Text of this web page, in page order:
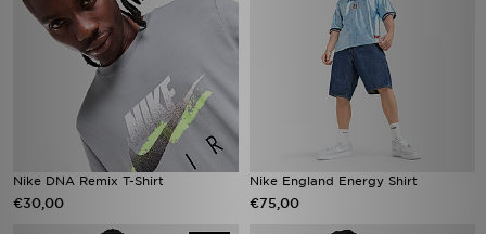
Nike DNA Remix T-Shirt
€30,00
Nike England Energy Shirt
€75,00